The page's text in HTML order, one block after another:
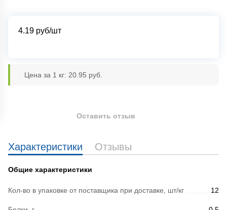
4.19 руб/шт
Цена за 1 кг: 20.95 руб.
Характеристики Отзывы
Общие характеристики
Кол-во в упаковке от поставщика при доставке, шт/кг 12
Оставить отзыв